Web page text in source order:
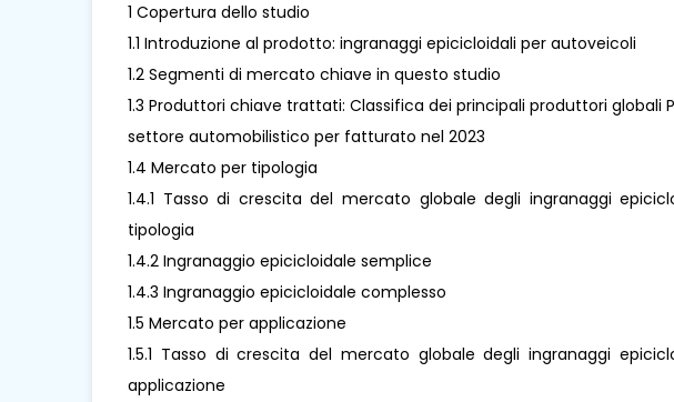
1 Copertura dello studio
1.1 Introduzione al prodotto: ingranaggi epicicloidali per autoveicoli
1.2 Segmenti di mercato chiave in questo studio
1.3 Produttori chiave trattati: Classifica dei principali produttori globali
settore automobilistico per fatturato nel 2023
1.4 Mercato per tipologia
1.4.1 Tasso di crescita del mercato globale degli ingranaggi
tipologia
1.4.2 Ingranaggio epicicloidale semplice
1.4.3 Ingranaggio epicicloidale complesso
1.5 Mercato per applicazione
1.5.1 Tasso di crescita del mercato globale degli ingranaggi
applicazione